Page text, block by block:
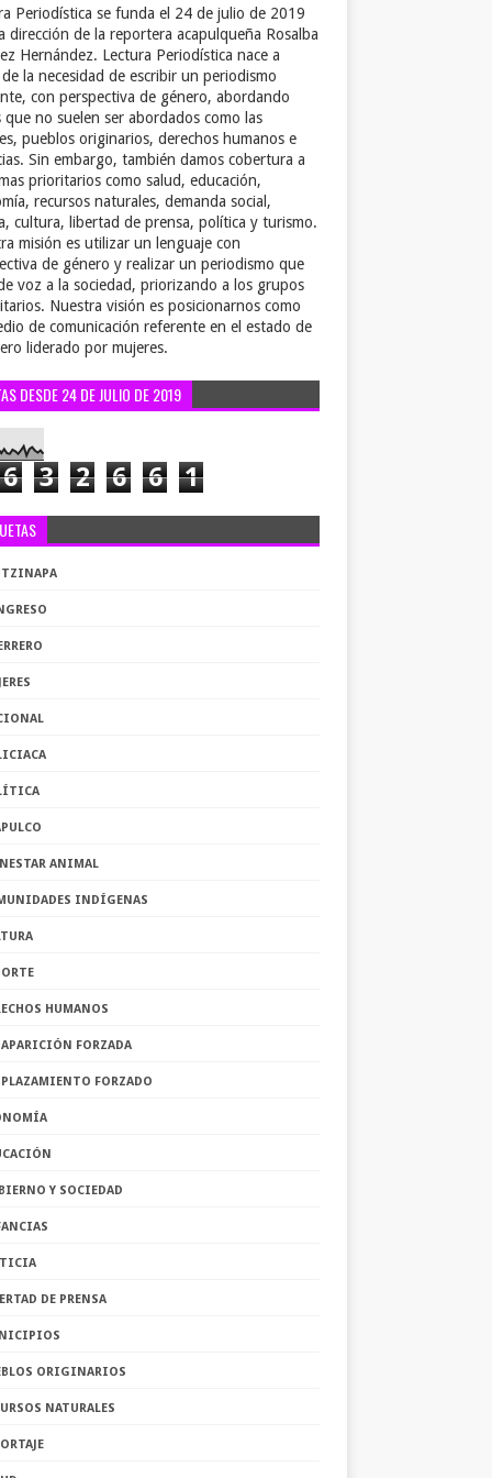
Periodística se funda el 24 de julio de 2019
dirección de la reportera acapulqueña Rosalba
Hernández. Lectura Periodística nace a
la necesidad de escribir un periodismo
con perspectiva de género, abordando
que no suelen ser abordados como las
pueblos originarios, derechos humanos e
Sin embargo, también damos cobertura a
prioritarios como salud, educación,
recursos naturales, demanda social,
cultura, libertad de prensa, política y turismo.
misión es utilizar un lenguaje con
de género y realizar un periodismo que
voz a la sociedad, priorizando a los grupos
Nuestra visión es posicionarnos como
de comunicación referente en el estado de
liderado por mujeres.
DESDE 24 DE JULIO DE 2019
6 3 2 6 6 1
ANIMAL
INDÍGENAS
HUMANOS
FORZADA
FORZADO
Y SOCIEDAD
DE PRENSA
ORIGINARIOS
NATURALES